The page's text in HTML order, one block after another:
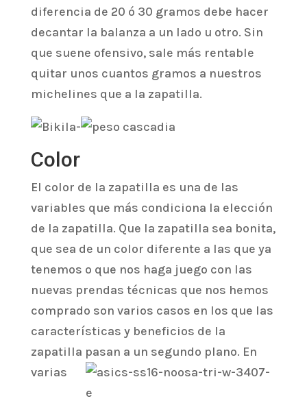
diferencia de 20 ó 30 gramos debe hacer
decantar la balanza a un lado u otro. Sin
que suene ofensivo, sale más rentable
quitar unos cuantos gramos a nuestros
michelines que a la zapatilla.
Color
El color de la zapatilla es una de las
variables que más condiciona la elección
de la zapatilla. Que la zapatilla sea bonita,
que sea de un color diferente a las que ya
tenemos o que nos haga juego con las
nuevas prendas técnicas que nos hemos
comprado son varios casos en los que las
características y beneficios de la
zapatilla pasan a un segundo plano. En
varias